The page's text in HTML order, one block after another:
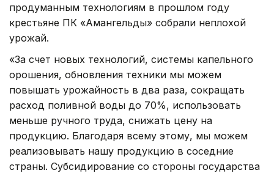
продуманным технологиям в прошлом году
крестьяне ПК «Амангельды» собрали неплохой
урожай.
«За счет новых технологий, системы капельного
орошения, обновления техники мы можем
повышать урожайность в два раза, сокращать
расход поливной воды до 70%, использовать
меньше ручного труда, снижать цену на
продукцию. Благодаря всему этому, мы можем
реализовывать нашу продукцию в соседние
страны. Субсидирование со стороны государства